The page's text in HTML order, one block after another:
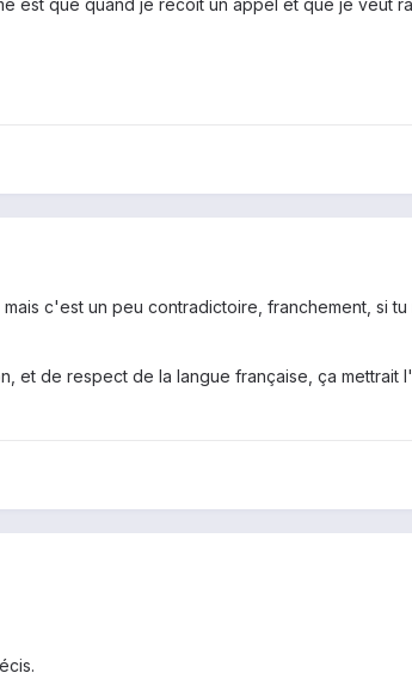
est que quand je recoit un appel et que je veut
c'est un peu contradictoire, franchement, si
et de respect de la langue française, ça